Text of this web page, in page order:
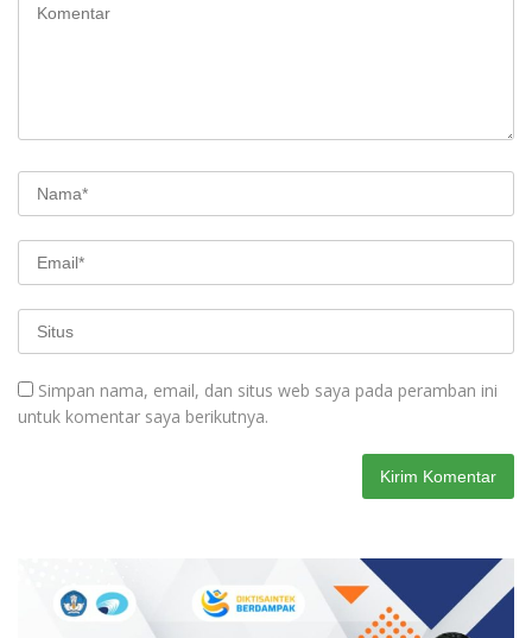
Simpan nama, email, dan situs web saya pada peramban ini
untuk komentar saya berikutnya.